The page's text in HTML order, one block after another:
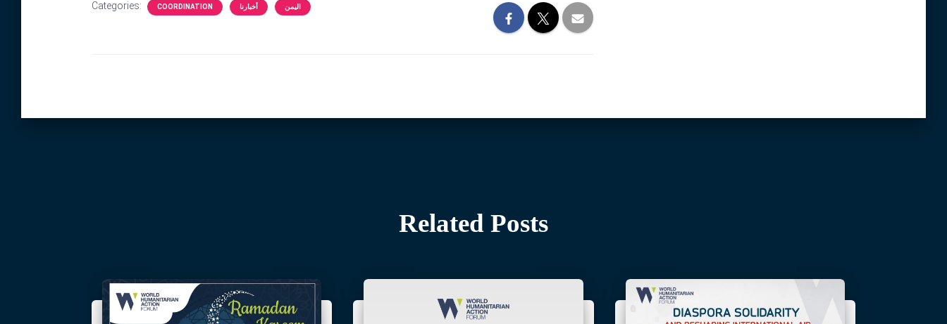
Categories: COORDINATION أخبارنا اليمن
Related Posts